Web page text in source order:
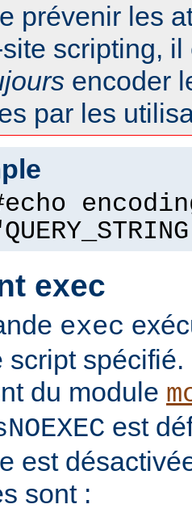
prévenir les
scripting,
encoder
par les
exec
exec
script
du module
est
est
sont :